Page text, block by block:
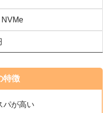
特徴
パが高い